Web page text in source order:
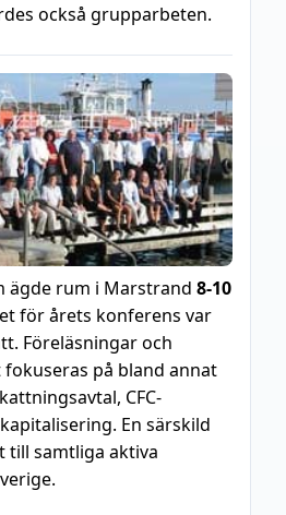
också grupparbeten.
ägde rum i Marstrand 8-10
för årets konferens var
Föreläsningar och
på bland annat
CFC-
En särskild
till samtliga aktiva